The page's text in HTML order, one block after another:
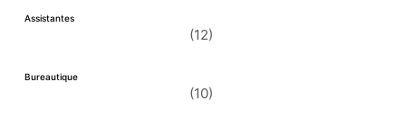
Assistantes
(12)
Bureautique
(10)